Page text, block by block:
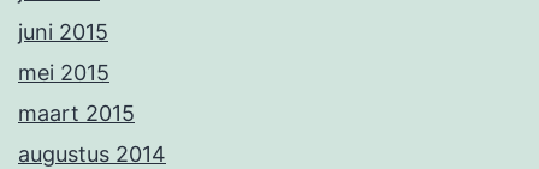
juni 2015
mei 2015
maart 2015
augustus 2014